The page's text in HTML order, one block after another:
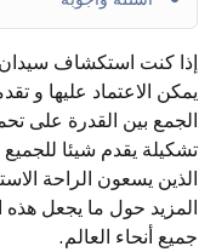
إذا كنت استكشاف سيدان
يمكن الاعتماد عليها و
الجمع بين القدرة على
تشكيلة يقدم شيئا للجميع
الذين يسعون الراحة
المزيد حول ما يجعل
جميع أنحاء العالم.